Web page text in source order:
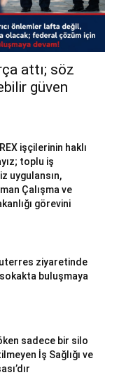
attı; söz
güven
işçilerinin haklı
toplu iş
uygulansın,
Çalışma ve
görevini
ziyaretinde
buluşmaya
sadece bir silo
İş Sağlığı ve